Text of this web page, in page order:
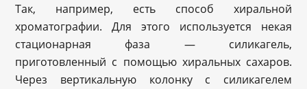
Так, например, есть способ хиральной
хроматографии. Для этого используется некая
стационарная фаза — силикагель,
приготовленный с помощью хиральных сахаров.
Через вертикальную колонку с силикагелем